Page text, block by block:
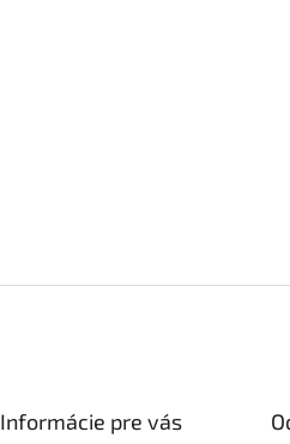
Informácie pre vás